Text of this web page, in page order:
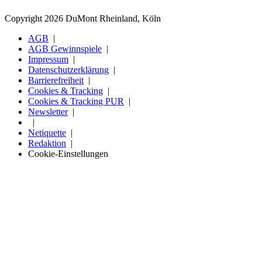
Copyright 2026 DuMont Rheinland, Köln
AGB
AGB Gewinnspiele
Impressum
Datenschutzerklärung
Barrierefreiheit
Cookies & Tracking
Cookies & Tracking PUR
Newsletter
Netiquette
Redaktion
Cookie-Einstellungen